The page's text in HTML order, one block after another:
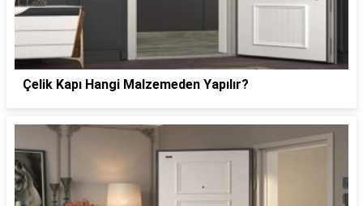
Çelik Kapı Hangi Malzemeden Yapılır?